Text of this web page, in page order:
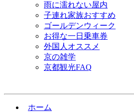
雨に濡れない屋内
子連れ家族おすすめ
ゴールデンウィーク
お得な一日乗車券
外国人オススメ
京の雑学
京都観光FAQ
ホーム